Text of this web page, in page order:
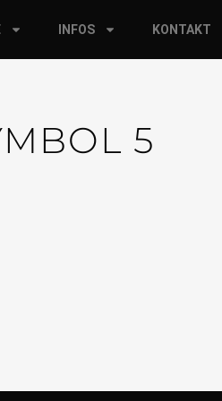
INFOS KONTAKT
5